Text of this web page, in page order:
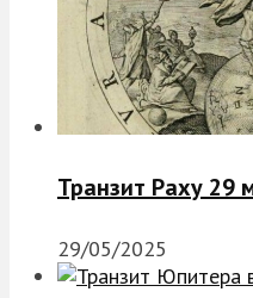
Транзит Раху 29
29/05/2025